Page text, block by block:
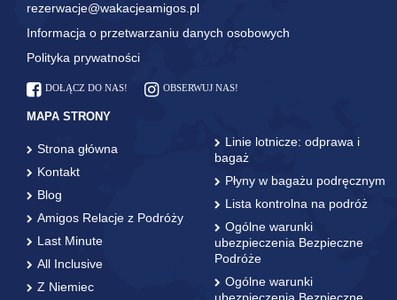
rezerwacje@wakacjeamigos.pl
Informacja o przetwarzaniu danych osobowych
Polityka prywatności
DOŁĄCZ DO NAS! OBSERWUJ NAS!
MAPA STRONY
Strona główna
Kontakt
Blog
Amigos Relacje z Podróży
Last Minute
All Inclusive
Z Niemiec
Linie lotnicze: odprawa i
bagaż
Płyny w bagażu podręcznym
Lista kontrolna na podróż
Ogólne warunki
ubezpieczenia Bezpieczne
Podróże
Ogólne warunki